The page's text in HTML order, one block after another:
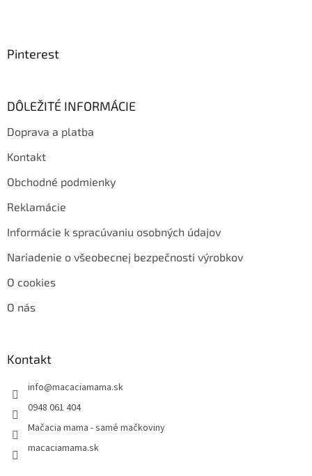
Pinterest
DÔLEŽITÉ INFORMÁCIE
Doprava a platba
Kontakt
Obchodné podmienky
Reklamácie
Informácie k spracúvaniu osobných údajov
Nariadenie o všeobecnej bezpečnosti výrobkov
O cookies
O nás
Kontakt
info@macaciamama.sk
0948 061 404
Mačacia mama - samé mačkoviny
macaciamama.sk